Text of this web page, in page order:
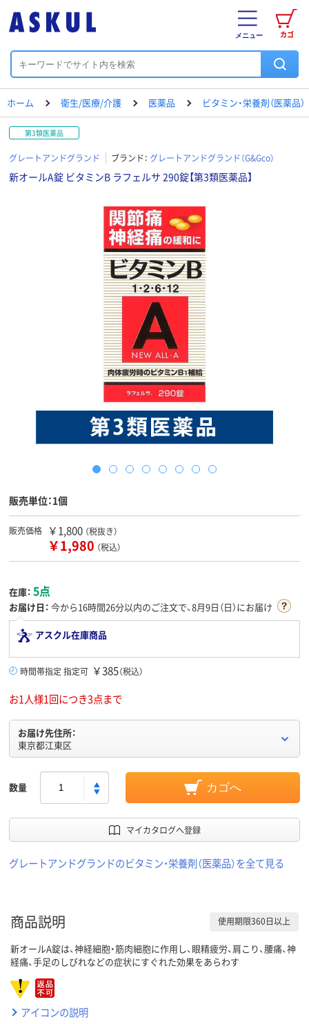
カゴ
メニュー
ホーム 衛生/医療/介護 医薬品 ビタミン・栄養剤（医薬品）
第3類医薬品
グレートアンドグランド ブランド： グレートアンドグランド（G&Gco）
新オールA錠 ビタミンB ラフェルサ 290錠【第3類医薬品】
販売単位：1個
販売価格 ￥1,800 （税抜き）
￥1,980 （税込）
在庫： 5点
お届け日： 今から16時間26分以内のご注文で、8月9日（日）にお届け
アスクル在庫商品
時間帯指定 指定可 ￥385（税込）
お1人様1回につき3点まで
お届け先住所：
東京都江東区
数量 カゴへ
マイカタログへ登録
グレートアンドグランドのビタミン・栄養剤（医薬品）を全て見る
商品説明 使用期限360日以上
新オールA錠は、神経細胞・筋肉細胞に作用し、眼精疲労、肩こり、腰痛、神
経痛、手足のしびれなどの症状にすぐれた効果をあらわす
アイコンの説明